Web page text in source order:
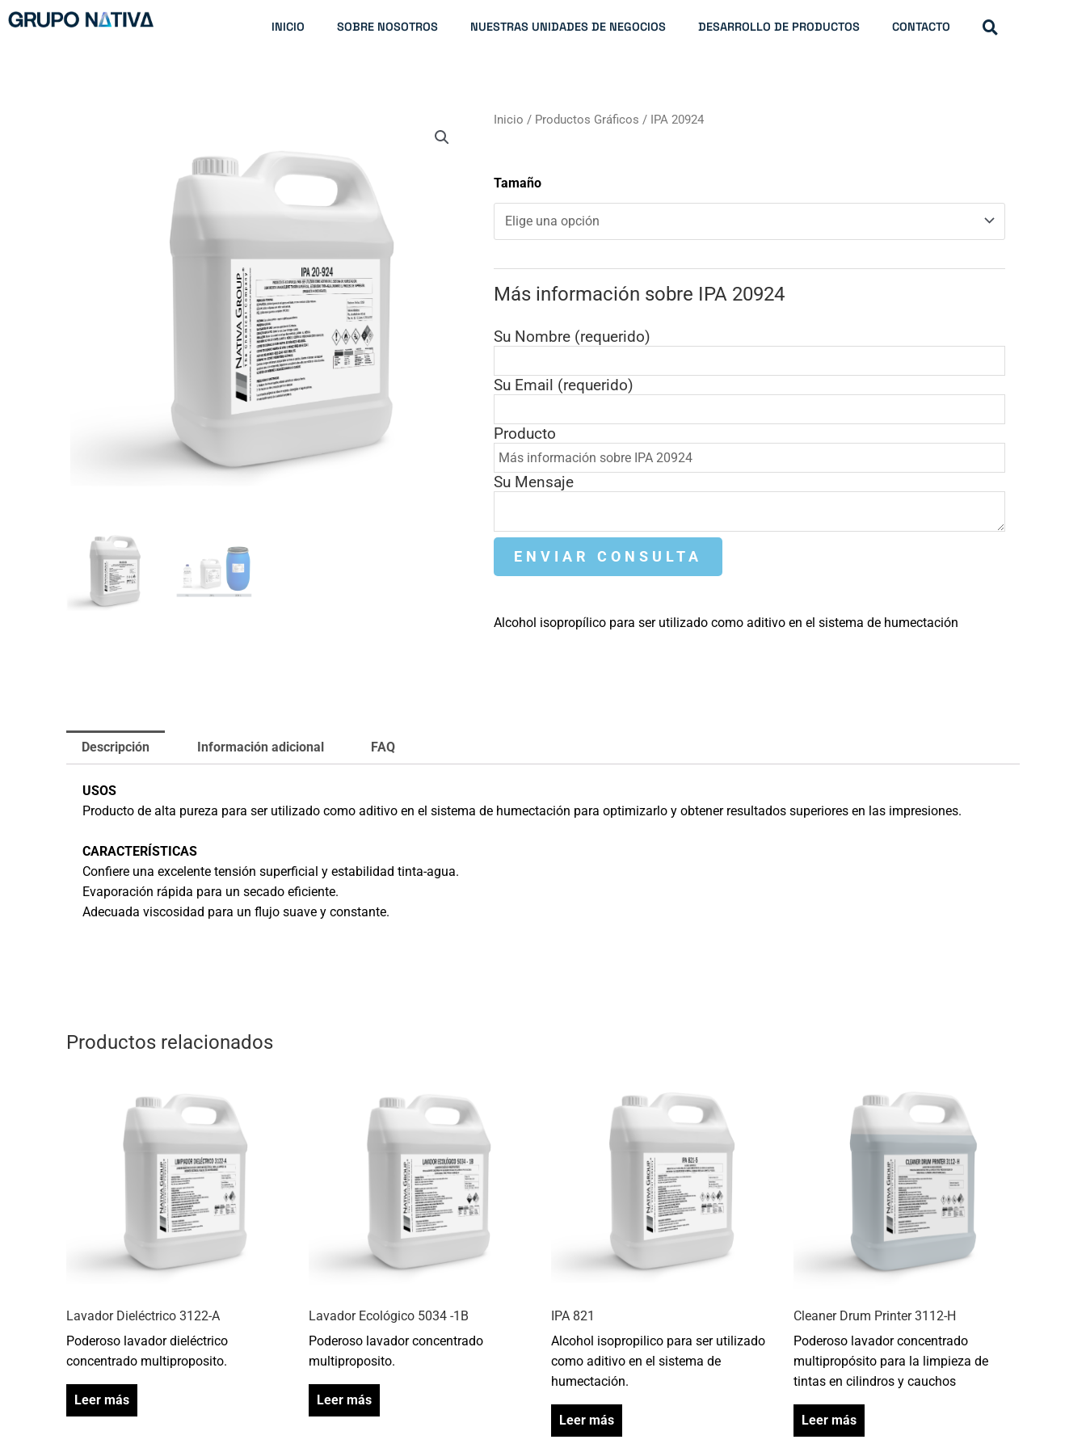
al
INICIO SOBRE NOSOTROS NUESTRAS UNIDADES DE NEGOCIOS DESARROLLO DE PRODUCTOS CONTACTO
Inicio / Productos Gráficos / IPA 20924
Tamaño
Más información sobre IPA 20924
Su Nombre (requerido)
Su Email (requerido)
Producto
Su Mensaje
Alcohol isopropílico para ser utilizado como aditivo en el sistema de humectación
Descripción Información adicional FAQ
USOS
Producto de alta pureza para ser utilizado como aditivo en el sistema de humectación para optimizarlo y obtener resultados superiores en las impresiones.
CARACTERÍSTICAS
Confiere una excelente tensión superficial y estabilidad tinta-agua.
Evaporación rápida para un secado eficiente.
Adecuada viscosidad para un flujo suave y constante.
Productos relacionados
Lavador Dieléctrico 3122-A
Poderoso lavador dieléctrico
concentrado multiproposito.
Leer más
Lavador Ecológico 5034 -1B
Poderoso lavador concentrado
multiproposito.
Leer más
IPA 821
Alcohol isopropilico para ser utilizado
como aditivo en el sistema de
humectación.
Leer más
Cleaner Drum Printer 3112-H
Poderoso lavador concentrado
multipropósito para la limpieza de
tintas en cilindros y cauchos
Leer más